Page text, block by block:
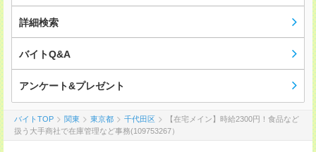
詳細検索
バイトQ&A
アンケート&プレゼント
バイトTOP 関東 東京都 千代田区
【在宅メイン】時給2300円！食品など
扱う大手商社で在庫管理など事務(109753267）